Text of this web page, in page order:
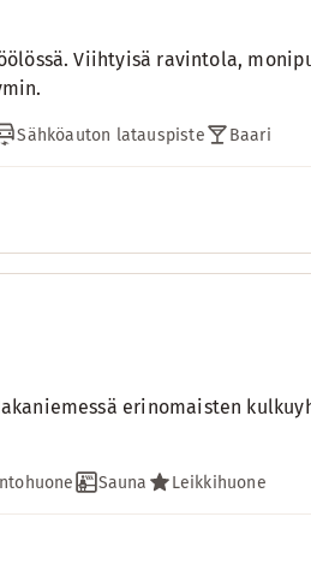
Viihtyisä ravintola,
Sähköauton latauspiste Baari
erinomaisten
Sauna Leikkihuone